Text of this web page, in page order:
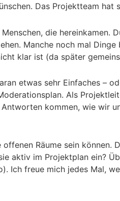
Das Projektteam
die hereinkamen.
Manche noch mal
klar ist (da später
etwas sehr Einfaches –
Als
kommen, wie wir
Räume sein
aktiv im Projektplan ein?
Ich freue mich jedes Mal,